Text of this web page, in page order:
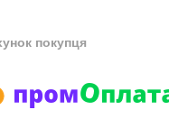
покупця